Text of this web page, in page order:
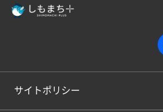
サイトポリシー